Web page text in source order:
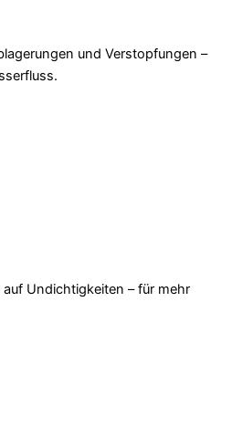
und Verstopfungen –
Undichtigkeiten – für mehr